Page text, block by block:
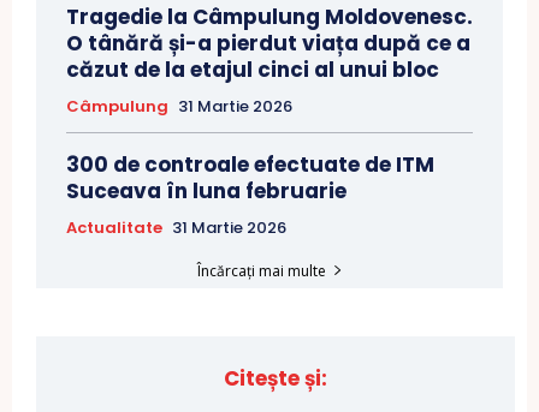
Tragedie la Câmpulung Moldovenesc.
O tânără și-a pierdut viața după ce a
căzut de la etajul cinci al unui bloc
Câmpulung 31 Martie 2026
300 de controale efectuate de ITM
Suceava în luna februarie
Actualitate 31 Martie 2026
Încărcați mai multe
Citește și: